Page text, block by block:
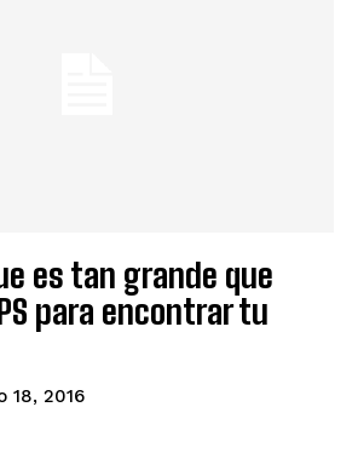
es tan grande que
para encontrar tu
18, 2016